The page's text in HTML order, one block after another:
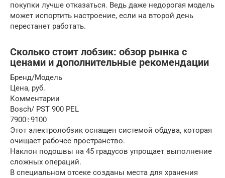
покупки лучше отказаться. Ведь даже недорогая модель
может испортить настроение, если на второй день
перестанет работать.
Сколько стоит лобзик: обзор рынка с
ценами и дополнительные рекомендации
Бренд/Модель
Цена, руб.
Комментарии
Bosch/ PST 900 PEL
7900÷9100
Этот электролобзик оснащен системой обдува, которая
очищает рабочее пространство.
Наклон подошвы на 45 градусов упрощает выполнение
сложных операций.
В специальном отсеке созданы места для хранения